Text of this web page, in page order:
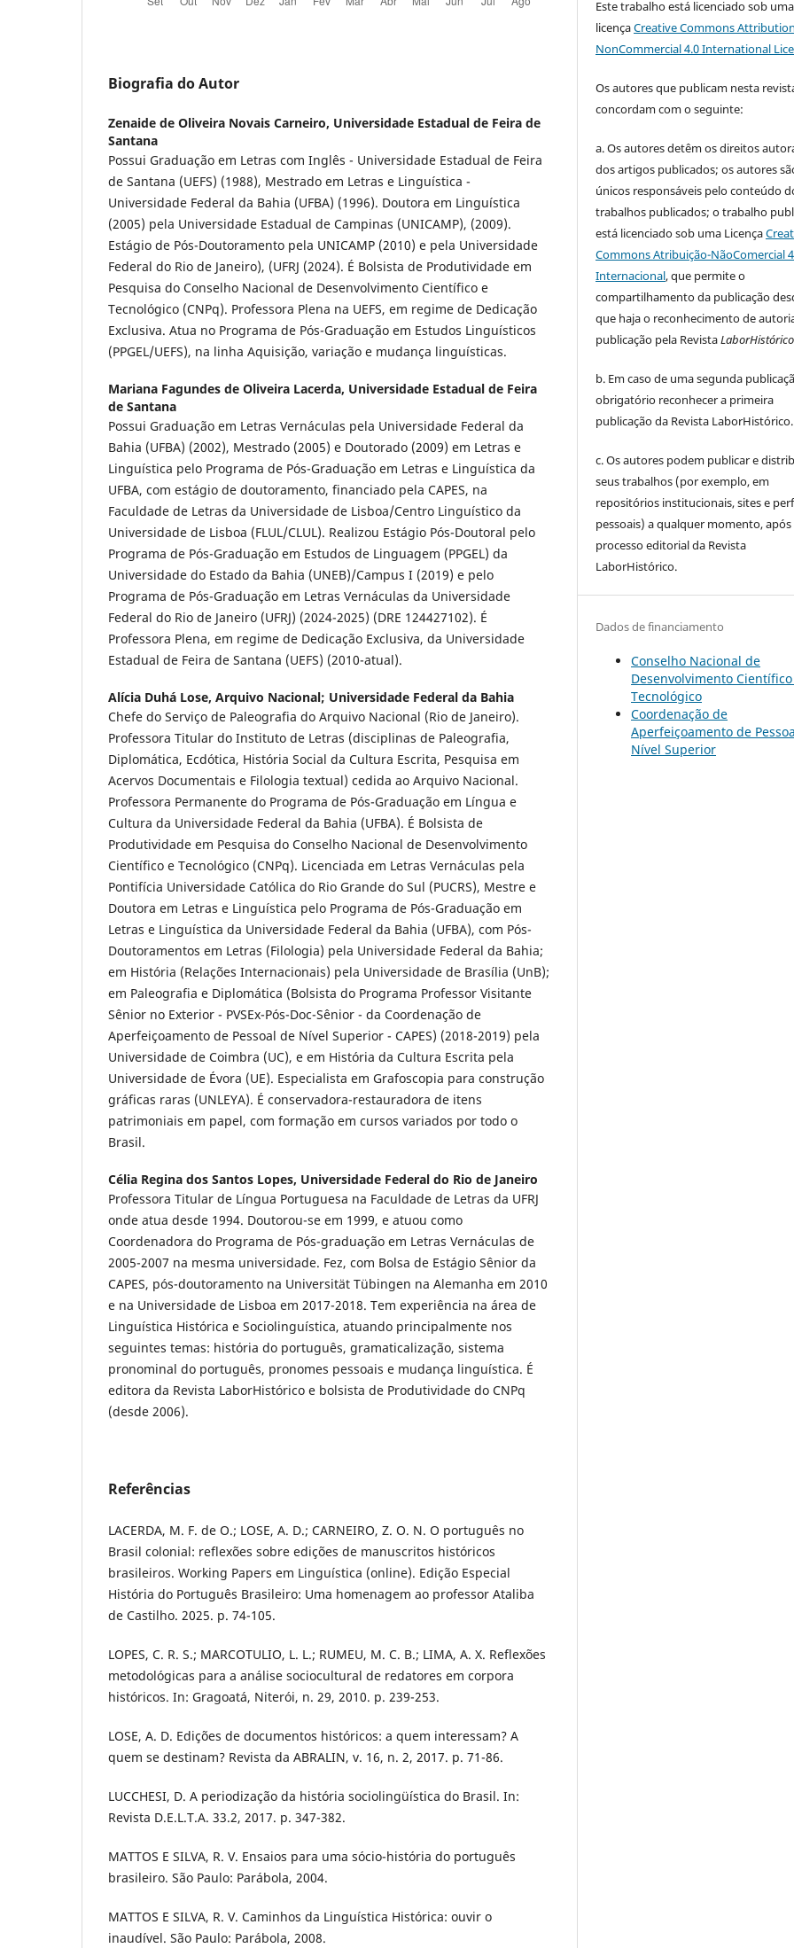
Biografia do Autor
Zenaide de Oliveira Novais Carneiro, Universidade Estadual de Feira de
Santana
Possui Graduação em Letras com Inglês - Universidade Estadual de Feira
de Santana (UEFS) (1988), Mestrado em Letras e Linguística -
Universidade Federal da Bahia (UFBA) (1996). Doutora em Linguística
(2005) pela Universidade Estadual de Campinas (UNICAMP), (2009).
Estágio de Pós-Doutoramento pela UNICAMP (2010) e pela Universidade
Federal do Rio de Janeiro), (UFRJ (2024). É Bolsista de Produtividade em
Pesquisa do Conselho Nacional de Desenvolvimento Científico e
Tecnológico (CNPq). Professora Plena na UEFS, em regime de Dedicação
Exclusiva. Atua no Programa de Pós-Graduação em Estudos Linguísticos
(PPGEL/UEFS), na linha Aquisição, variação e mudança linguísticas.
Mariana Fagundes de Oliveira Lacerda, Universidade Estadual de Feira
de Santana
Possui Graduação em Letras Vernáculas pela Universidade Federal da
Bahia (UFBA) (2002), Mestrado (2005) e Doutorado (2009) em Letras e
Linguística pelo Programa de Pós-Graduação em Letras e Linguística da
UFBA, com estágio de doutoramento, financiado pela CAPES, na
Faculdade de Letras da Universidade de Lisboa/Centro Linguístico da
Universidade de Lisboa (FLUL/CLUL). Realizou Estágio Pós-Doutoral pelo
Programa de Pós-Graduação em Estudos de Linguagem (PPGEL) da
Universidade do Estado da Bahia (UNEB)/Campus I (2019) e pelo
Programa de Pós-Graduação em Letras Vernáculas da Universidade
Federal do Rio de Janeiro (UFRJ) (2024-2025) (DRE 124427102). É
Professora Plena, em regime de Dedicação Exclusiva, da Universidade
Estadual de Feira de Santana (UEFS) (2010-atual).
Alícia Duhá Lose, Arquivo Nacional; Universidade Federal da Bahia
Chefe do Serviço de Paleografia do Arquivo Nacional (Rio de Janeiro).
Professora Titular do Instituto de Letras (disciplinas de Paleografia,
Diplomática, Ecdótica, História Social da Cultura Escrita, Pesquisa em
Acervos Documentais e Filologia textual) cedida ao Arquivo Nacional.
Professora Permanente do Programa de Pós-Graduação em Língua e
Cultura da Universidade Federal da Bahia (UFBA). É Bolsista de
Produtividade em Pesquisa do Conselho Nacional de Desenvolvimento
Científico e Tecnológico (CNPq). Licenciada em Letras Vernáculas pela
Pontifícia Universidade Católica do Rio Grande do Sul (PUCRS), Mestre e
Doutora em Letras e Linguística pelo Programa de Pós-Graduação em
Letras e Linguística da Universidade Federal da Bahia (UFBA), com Pós-
Doutoramentos em Letras (Filologia) pela Universidade Federal da Bahia;
em História (Relações Internacionais) pela Universidade de Brasília (UnB);
em Paleografia e Diplomática (Bolsista do Programa Professor Visitante
Sênior no Exterior - PVSEx-Pós-Doc-Sênior - da Coordenação de
Aperfeiçoamento de Pessoal de Nível Superior - CAPES) (2018-2019) pela
Universidade de Coimbra (UC), e em História da Cultura Escrita pela
Universidade de Évora (UE). Especialista em Grafoscopia para construção
gráficas raras (UNLEYA). É conservadora-restauradora de itens
patrimoniais em papel, com formação em cursos variados por todo o
Brasil.
Célia Regina dos Santos Lopes, Universidade Federal do Rio de Janeiro
Professora Titular de Língua Portuguesa na Faculdade de Letras da UFRJ
onde atua desde 1994. Doutorou-se em 1999, e atuou como
Coordenadora do Programa de Pós-graduação em Letras Vernáculas de
2005-2007 na mesma universidade. Fez, com Bolsa de Estágio Sênior da
CAPES, pós-doutoramento na Universität Tübingen na Alemanha em 2010
e na Universidade de Lisboa em 2017-2018. Tem experiência na área de
Linguística Histórica e Sociolinguística, atuando principalmente nos
seguintes temas: história do português, gramaticalização, sistema
pronominal do português, pronomes pessoais e mudança linguística. É
editora da Revista LaborHistórico e bolsista de Produtividade do CNPq
(desde 2006).
Referências
LACERDA, M. F. de O.; LOSE, A. D.; CARNEIRO, Z. O. N. O português no
Brasil colonial: reflexões sobre edições de manuscritos históricos
brasileiros. Working Papers em Linguística (online). Edição Especial
História do Português Brasileiro: Uma homenagem ao professor Ataliba
de Castilho. 2025. p. 74-105.
LOPES, C. R. S.; MARCOTULIO, L. L.; RUMEU, M. C. B.; LIMA, A. X. Reflexões
metodológicas para a análise sociocultural de redatores em corpora
históricos. In: Gragoatá, Niterói, n. 29, 2010. p. 239-253.
LOSE, A. D. Edições de documentos históricos: a quem interessam? A
quem se destinam? Revista da ABRALIN, v. 16, n. 2, 2017. p. 71-86.
LUCCHESI, D. A periodização da história sociolingüística do Brasil. In:
Revista D.E.L.T.A. 33.2, 2017. p. 347-382.
MATTOS E SILVA, R. V. Ensaios para uma sócio-história do português
brasileiro. São Paulo: Parábola, 2004.
MATTOS E SILVA, R. V. Caminhos da Linguística Histórica: ouvir o
inaudível. São Paulo: Parábola, 2008.
Este trabalho está licenciado sob uma
licençaCreative Commons
NonCommercial 4.0 International
Os autores que publicam nesta
concordam com o seguinte:
a.Os autores detêm os direitos
dos artigos publicados;os autores
únicos responsáveis pelo conteúdo
trabalhos publicados;o trabalho
está licenciado sob uma Licença
Commons Atribuição-NãoComercial
Internacional, que permite o
compartilhamento da publicação
que haja o reconhecimento de
publicação pela RevistaLaborHistórico
b. Em caso de uma segunda
obrigatório reconhecer a primeira
publicação da Revista LaborHistórico.
c. Os autores podem publicar e
seus trabalhos (por exemplo, em
repositórios institucionais, sites e
pessoais) a qualquer momento, após
processo editorial da Revista
LaborHistórico.
Dados de financiamento
Conselho Nacional de
Desenvolvimento
Tecnológico
Coordenação de
Aperfeiçoamento de
Nível Superior